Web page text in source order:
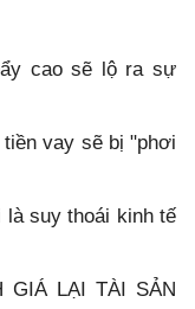
cao sẽ lộ ra sự
vay sẽ bị "phơi
là suy thoái kinh tế
LẠI TÀI SẢN